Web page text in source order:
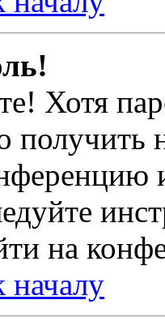
Хотя
получить
на
началу